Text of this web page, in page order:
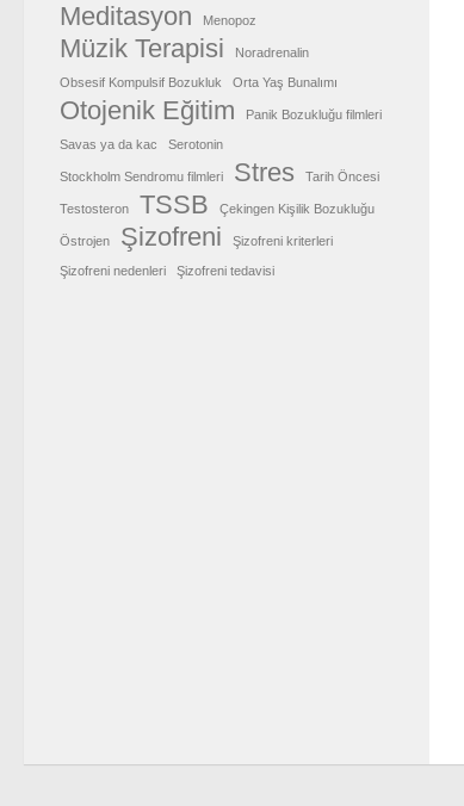
Meditasyon Menopoz
Müzik Terapisi Noradrenalin
Obsesif Kompulsif Bozukluk Orta Yaş Bunalımı
Otojenik Eğitim Panik Bozukluğu filmleri
Savas ya da kac Serotonin
Stockholm Sendromu filmleri Stres Tarih Öncesi
Testosteron TSSB Çekingen Kişilik Bozukluğu
Östrojen Şizofreni Şizofreni kriterleri
Şizofreni nedenleri Şizofreni tedavisi